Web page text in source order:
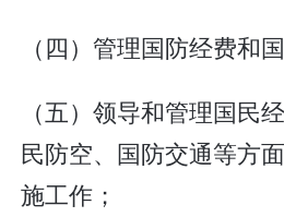
（四）管理国防经费和
（五）领导和管理国民
民防空、国防交通等方
施工作；